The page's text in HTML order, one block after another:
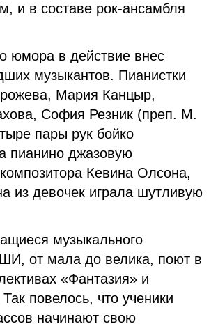
и в составе рок-ансамбля
юмора в действие внес
музыкантов. Пианистки
Мария Канцыр,
София Резник (преп. М.
пары рук бойко
пианино джазовую
Кевина Олсона,
из девочек играла шутливую
музыкального
от мала до велика, поют в
«Фантазия» и
повелось, что ученики
начинают свою